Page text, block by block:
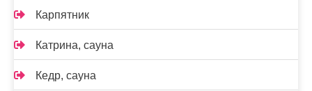
Карпятник
Катрина, сауна
Кедр, сауна